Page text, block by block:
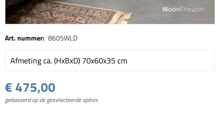
Art. nummer: 8605WLD
Afmeting ca. (HxBxD) 70x60x35 cm
€ 475,00
gebaseerd op de geselecteerde opties